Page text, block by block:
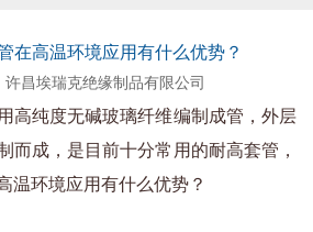
在高温环境应用有什么优势？
许昌埃瑞克绝缘制品有限公司
高纯度无碱玻璃纤维编制成管，外层
而成，是目前十分常用的耐高套管，
温环境应用有什么优势？